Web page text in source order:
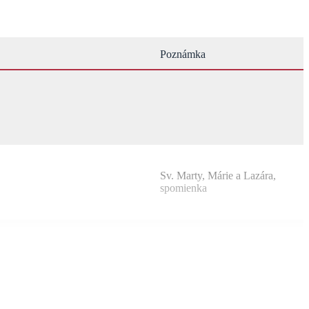
Poznámka
Sv. Marty, Márie a Lazára,
spomienka